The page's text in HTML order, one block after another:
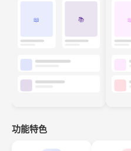
功能特色